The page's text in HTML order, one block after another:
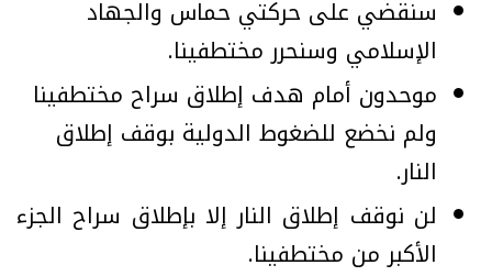
سنقضي على حركتي حماس والجهاد
الإسلامي وسنحرر مختطفينا.
موحدون أمام هدف إطلاق سراح مختطفينا
ولم نخضع للضغوط الدولية بوقف إطلاق
النار.
لن نوقف إطلاق النار إلا بإطلاق سراح الجزء
الأكبر من مختطفينا.